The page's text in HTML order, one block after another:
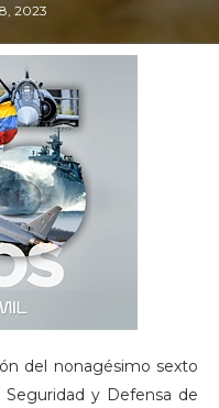
2023
del nonagésimo sexto
Seguridad y Defensa de